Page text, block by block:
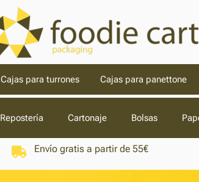
Cajas para turrones Cajas para panettone
Repostería Cartonaje Bolsas
Envío gratis a partir de 55€